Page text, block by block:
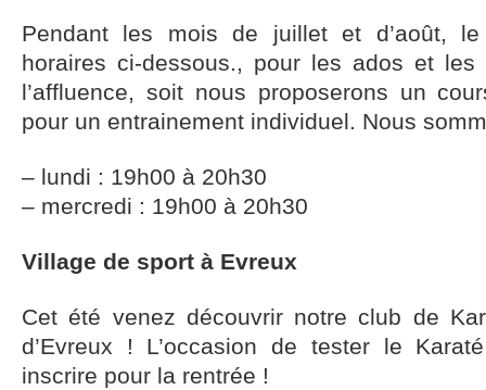
Pendant les mois de juillet et d’août,
horaires ci-dessous., pour les ados et
l’affluence, soit nous proposerons un
pour un entrainement individuel. Nous
– lundi : 19h00 à 20h30
– mercredi : 19h00 à 20h30
Village de sport à Evreux
Cet été venez découvrir notre club de
d’Evreux ! L’occasion de tester le
inscrire pour la rentrée !